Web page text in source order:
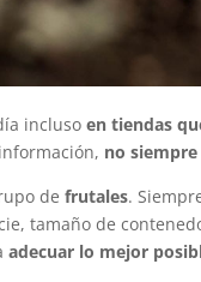
inclusoen tiendas
no
defrutales.
tamaño de
adecuar lo mejor